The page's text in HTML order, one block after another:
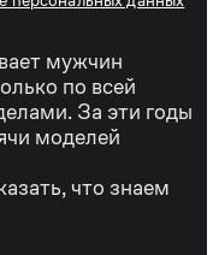
мужчин
по всей
За эти годы
моделей
что знаем